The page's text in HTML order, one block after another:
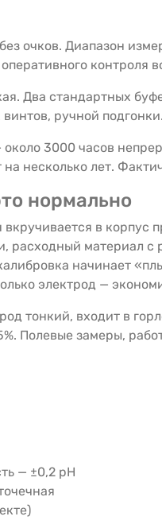
очков. Диапазон
контроля
Два стандартных
ручной подгонки.
3000 часов
несколько лет.
нормально
вкручивается в
расходный материал с
начинает
электрод —
тонкий, входит в
Полевые замеры,
— ±0,2 pH